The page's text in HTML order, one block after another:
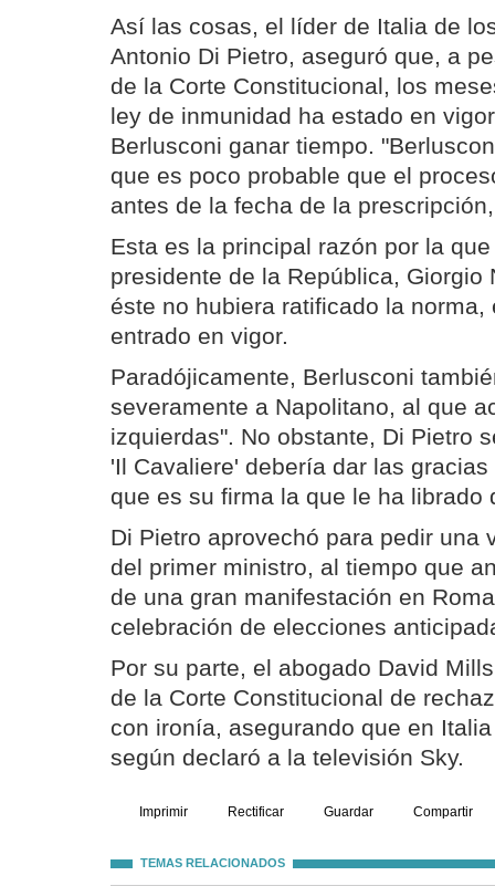
Así las cosas, el líder de Italia de
Antonio Di Pietro, aseguró que, a
de la Corte Constitucional, los
ley de inmunidad ha estado en
Berlusconi ganar tiempo.
que es poco probable que el
antes de la fecha de la
Esta es la principal razón por la
presidente de la República, Giorgio
éste no hubiera ratificado la norma,
entrado en vigor.
Paradójicamente, Berlusconi
severamente a Napolitano, al que
izquierdas". No obstante, Di Pietro
'Il Cavaliere' debería dar las
que es su firma la que le ha librado
Di Pietro aprovechó para pedir una
del primer ministro, al tiempo que
de una gran manifestación en
celebración de elecciones
Por su parte, el abogado David
de la Corte Constitucional de
con ironía, asegurando que en
según declaró a la televisión Sky.
Imprimir Rectificar Guardar Compartir
TEMAS RELACIONADOS